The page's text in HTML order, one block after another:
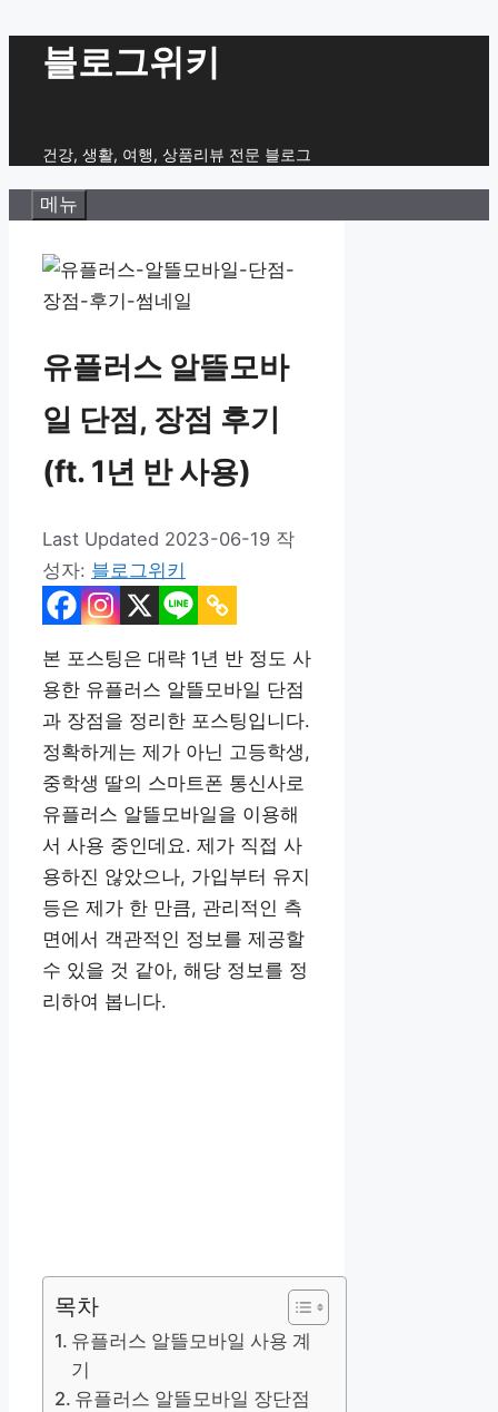
블로그위키
건강, 생활, 여행, 상품리뷰 전문 블로그
메뉴
유플러스 알뜰모바
일 단점, 장점 후기
(ft. 1년 반 사용)
2023-06-19 작
성자: 블로그위키
본 포스팅은 대략 1년 반 정도 사
용한 유플러스 알뜰모바일 단점
과 장점을 정리한 포스팅입니다.
정확하게는 제가 아닌 고등학생,
중학생 딸의 스마트폰 통신사로
유플러스 알뜰모바일을 이용해
서 사용 중인데요. 제가 직접 사
용하진 않았으나, 가입부터 유지
등은 제가 한 만큼, 관리적인 측
면에서 객관적인 정보를 제공할
수 있을 것 같아, 해당 정보를 정
리하여 봅니다.
목차
유플러스 알뜰모바일 사용 계
기
유플러스 알뜰모바일 장단점